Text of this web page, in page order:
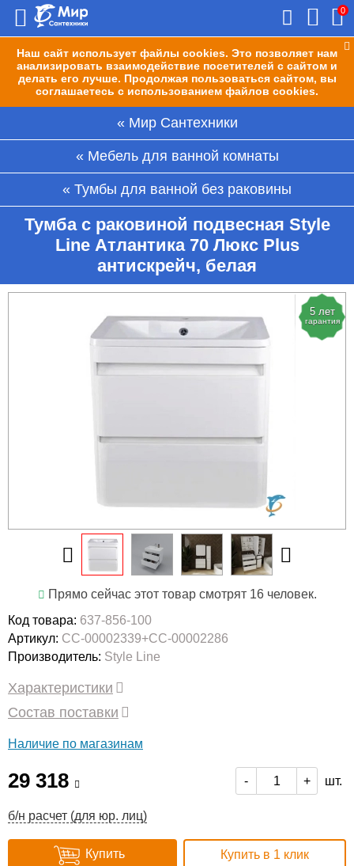
Наш сайт использует файлы cookies. Это позволяет нам
анализировать взаимодействие посетителей с сайтом и
делать его лучше. Продолжая пользоваться сайтом, вы
соглашаетесь с использованием файлов cookies.
0
Мир Сантехники
Мебель для ванной комнаты
Тумбы для ванной без раковины
Тумба с раковиной подвесная Style
Line Атлантика 70 Люкс Plus
антискрейч, белая
5 лет
гарантия
Прямо сейчас этот товар смотрят 16 человек.
Код товара: 637-856-100
Артикул: СС-00002339+СС-00002286
Производитель: Style Line
Характеристики
Состав поставки
Наличие по магазинам
29 318 - + шт.
б/н расчет (для юр. лиц)
Купить Купить в 1 клик